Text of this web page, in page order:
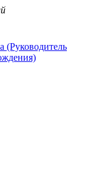
(Руководитель